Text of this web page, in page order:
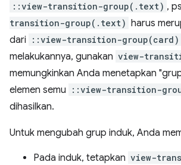
::view-transition-group(.text) ,
transition-group(.text) harus
dari
::view-transition-group(card)
melakukannya, gunakan view-
memungkinkan Anda menetapkan
elemen semu
::view-transition-
dihasilkan.
Untuk mengubah grup induk, Anda
Pada induk, tetapkan view-